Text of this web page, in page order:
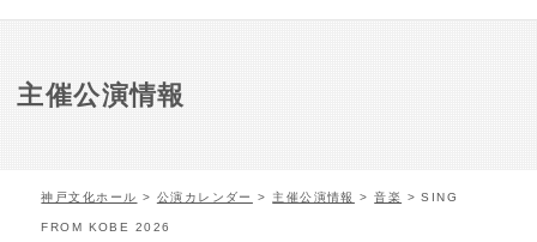
主催公演情報
神戸文化ホール > 公演カレンダー > 主催公演情報 >音楽 > SING
FROM KOBE 2026